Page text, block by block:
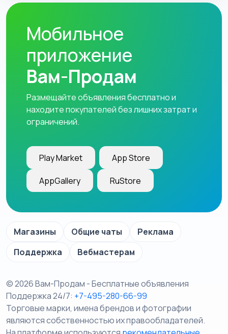
Мобильное
приложение
Вам-Продам
Размещайте объявления бесплатно и
находите покупателей без лишних затрат и
ограничений.
Play Market App Store
AppGallery RuStore
Магазины Общие чаты
Реклама
Поддержка
Вебмастерам
© 2026 Вам-Продам - Бесплатные объявления
Поддержка 24/7: +7-495-280-66-99
Торговые марки, имена брендов и фотографии
являются собственностью их правообладателей.